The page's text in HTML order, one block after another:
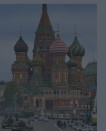
működik.